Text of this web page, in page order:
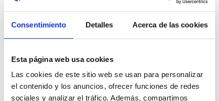
Consentimiento Detalles Acerca de las cookies
Esta página web usa cookies
Las cookies de este sitio web se usan para personalizar
el contenido y los anuncios, ofrecer funciones de redes
sociales y analizar el tráfico. Además, compartimos